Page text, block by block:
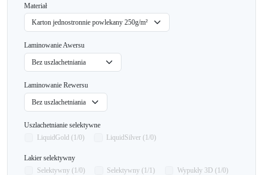
Materiał
Laminowanie Awersu
Laminowanie Rewersu
Uszlachetnianie selektywne
LiquidGold (1/0)
LiquidSilver (1/0)
Lakier selektywny
Selektywny (1/0)
Selektywny (1/1) Wypukły 3D (1/0)